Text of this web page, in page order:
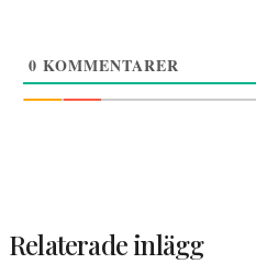
0 KOMMENTARER
Relaterade inlägg